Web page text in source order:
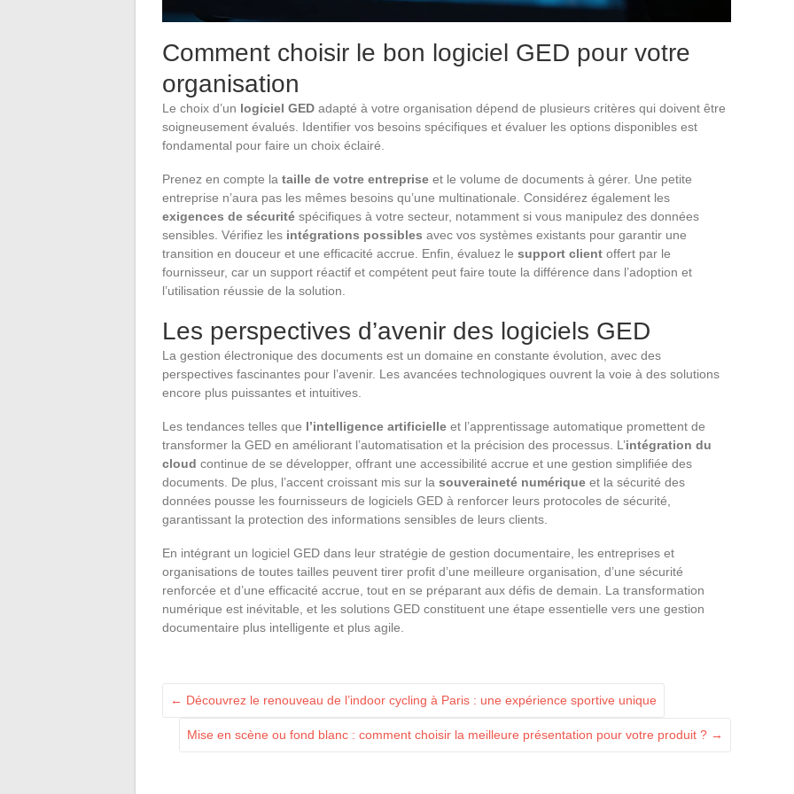
Comment choisir le bon logiciel GED pour votre
organisation
Le choix d’un logiciel GED adapté à votre organisation dépend de plusieurs critères qui doivent être
soigneusement évalués. Identifier vos besoins spécifiques et évaluer les options disponibles est
fondamental pour faire un choix éclairé.
Prenez en compte la taille de votre entreprise et le volume de documents à gérer. Une petite
entreprise n’aura pas les mêmes besoins qu’une multinationale. Considérez également les
exigences de sécurité spécifiques à votre secteur, notamment si vous manipulez des données
sensibles. Vérifiez les intégrations possibles avec vos systèmes existants pour garantir une
transition en douceur et une efficacité accrue. Enfin, évaluez le support client offert par le
fournisseur, car un support réactif et compétent peut faire toute la différence dans l’adoption et
l’utilisation réussie de la solution.
Les perspectives d’avenir des logiciels GED
La gestion électronique des documents est un domaine en constante évolution, avec des
perspectives fascinantes pour l’avenir. Les avancées technologiques ouvrent la voie à des solutions
encore plus puissantes et intuitives.
Les tendances telles que l’intelligence artificielle et l’apprentissage automatique promettent de
transformer la GED en améliorant l’automatisation et la précision des processus. L’intégration du
cloud continue de se développer, offrant une accessibilité accrue et une gestion simplifiée des
documents. De plus, l’accent croissant mis sur la souveraineté numérique et la sécurité des
données pousse les fournisseurs de logiciels GED à renforcer leurs protocoles de sécurité,
garantissant la protection des informations sensibles de leurs clients.
En intégrant un logiciel GED dans leur stratégie de gestion documentaire, les entreprises et
organisations de toutes tailles peuvent tirer profit d’une meilleure organisation, d’une sécurité
renforcée et d’une efficacité accrue, tout en se préparant aux défis de demain. La transformation
numérique est inévitable, et les solutions GED constituent une étape essentielle vers une gestion
documentaire plus intelligente et plus agile.
← Découvrez le renouveau de l’indoor cycling à Paris : une expérience sportive unique
Mise en scène ou fond blanc : comment choisir la meilleure présentation pour votre produit ? →